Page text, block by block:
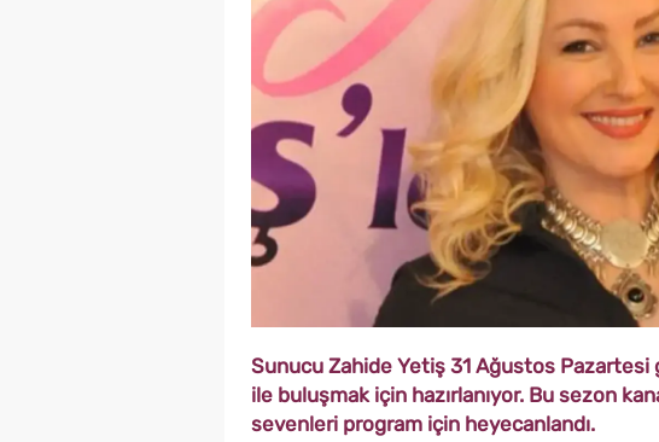
Sunucu Zahide Yetiş 31 Ağustos Pazartesi
ile buluşmak için hazırlanıyor. Bu sezon
sevenleri program için heyecanlandı.